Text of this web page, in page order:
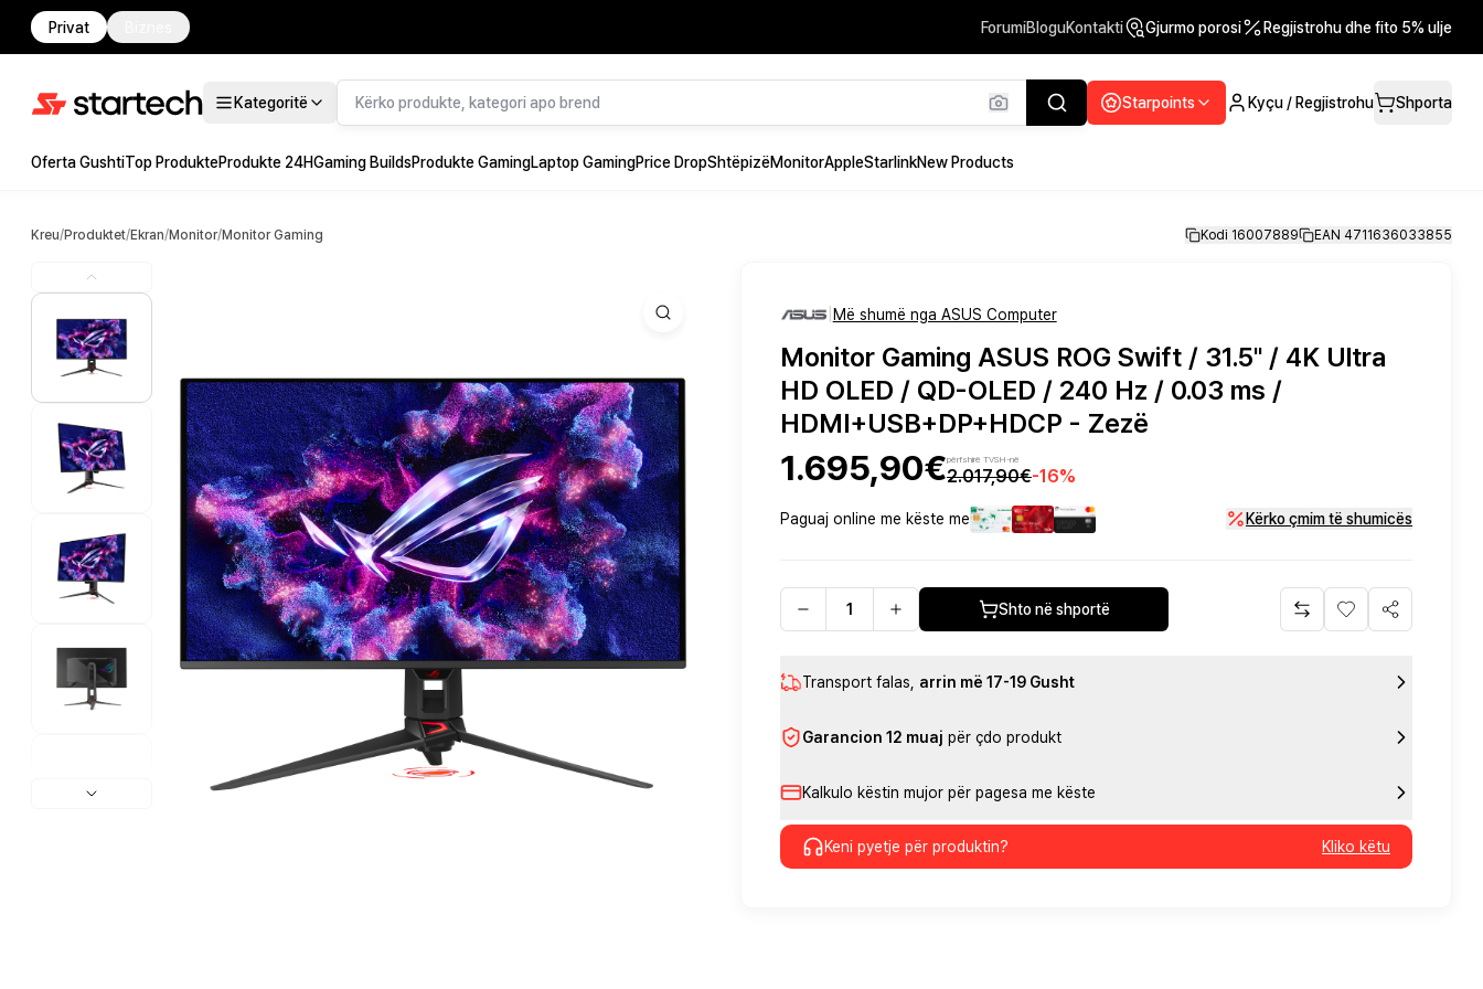
Privat ForumiBloguKontakti Gjurmo porosi Regjistrohu dhe fito 5% ulje
Kategoritë Starpoints Kyçu / Regjistrohu Shporta
Oferta GushtiTop ProdukteProdukte 24HGaming BuildsProdukte GamingLaptop GamingPrice DropShtëpizëMonitorAppleStarlinkNew Products
Kreu/Produktet/Ekran/Monitor/Monitor Gaming Kodi 16007889 EAN 4711636033855
Më shumë nga ASUS Computer
Monitor Gaming ASUS ROG Swift / 31.5" / 4K Ultra
HD OLED / QD-OLED / 240 Hz / 0.03 ms /
HDMI+USB+DP+HDCP - Zezë
1.695,90€përfshirë TVSH-në
2.017,90€-16%
Paguaj online me këste me Kërko çmim të shumicës
Shto në shportë
Transport falas arrin më 17-19 Gusht
Garancion 12 muaj për çdo produkt
Kalkulo këstin mujor për pagesa me këste
Keni pyetje për produktin? Kliko këtu